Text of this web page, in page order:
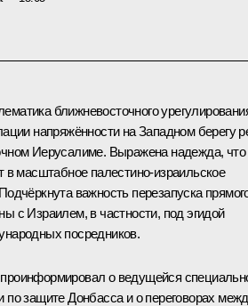
ближневосточного
напряжённости на Западном берегу
Иерусалиме. Выражена надежда, что
в масштабное палестино-израильское
важность перезапуска
с Израилем, в частности, под эгидой
посредников.
о ведущейся
по защите Донбасса и о переговорах